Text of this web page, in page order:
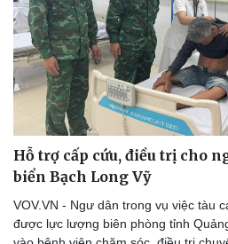
Hỗ trợ cấp cứu, điều trị cho
biển Bạch Long Vỹ
VOV.VN - Ngư dân trong vụ việc tàu
được lực lượng biên phòng tỉnh